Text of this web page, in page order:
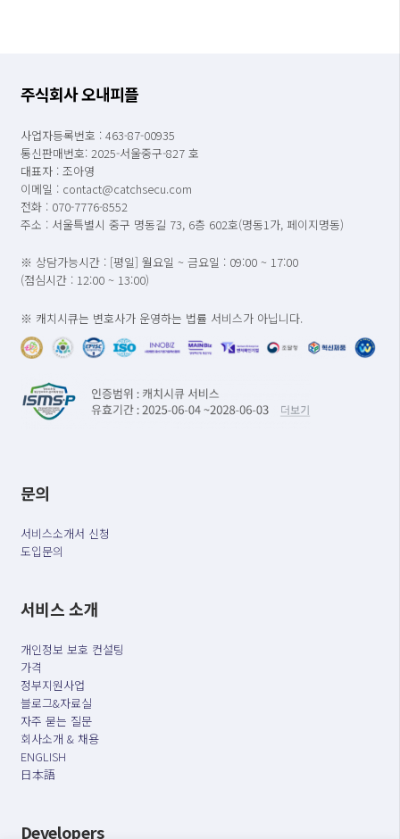
주식회사 오내피플
사업자등록번호 : 463-87-00935
통신판매번호: 2025-서울중구-827 호
대표자 : 조아영
이메일 : contact@catchsecu.com
전화 : 070-7776-8552
주소 : 서울특별시 중구 명동길 73, 6층 602호(명동1가, 페이지명동)
※ 상담가능시간 : [평일] 월요일 ~ 금요일 : 09:00 ~ 17:00
(점심시간 : 12:00 ~ 13:00)
※ 캐치시큐는 변호사가 운영하는 법률 서비스가 아닙니다.
문의
서비스소개서 신청
도입문의
서비스 소개
개인정보 보호 컨설팅
가격
정부지원사업
블로그&자료실
자주 묻는 질문
회사소개 & 채용
ENGLISH
日本語
Developers